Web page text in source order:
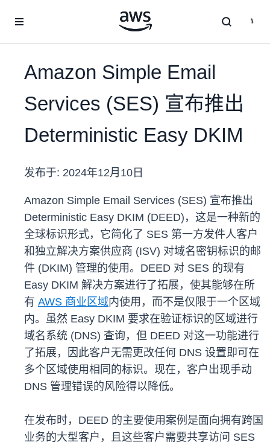
Amazon Simple Email
Services (SES) 宣布推出
Deterministic Easy DKIM
发布于: 2024年12月10日
Amazon Simple Email Services (SES) 宣布推出
Deterministic Easy DKIM (DEED)，这是一种新的
全球标识形式，它简化了 SES 第一方发件人客户
和独立解决方案供应商 (ISV) 对域名密钥标识的邮
件 (DKIM) 管理的使用。DEED 对 SES 的现有
Easy DKIM 解决方案进行了拓展，使其能够在所
有 AWS 商业区域内使用，而不是仅限于一个区域
内。虽然 Easy DKIM 要求在验证标识的区域进行
域名系统 (DNS) 查询，但 DEED 对这一功能进行
了拓展，因此客户无需更改任何 DNS 设置即可在
多个区域使用相同的标识。现在，客户出现手动
DNS 管理错误的风险得以降低。
在发布时，DEED 的主要使用案例是面向拥有跨国
业务的大型客户，且这些客户需要共享访问 SES